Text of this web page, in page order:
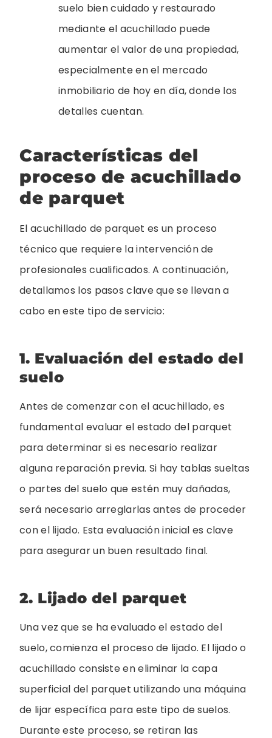
suelo bien cuidado y restaurado
mediante el acuchillado puede
aumentar el valor de una propiedad,
especialmente en el mercado
inmobiliario de hoy en día, donde los
detalles cuentan.
Características del
proceso de acuchillado
de parquet
El acuchillado de parquet es un proceso
técnico que requiere la intervención de
profesionales cualificados. A continuación,
detallamos los pasos clave que se llevan a
cabo en este tipo de servicio:
1. Evaluación del estado del
suelo
Antes de comenzar con el acuchillado, es
fundamental evaluar el estado del parquet
para determinar si es necesario realizar
alguna reparación previa. Si hay tablas sueltas
o partes del suelo que estén muy dañadas,
será necesario arreglarlas antes de proceder
con el lijado. Esta evaluación inicial es clave
para asegurar un buen resultado final.
2. Lijado del parquet
Una vez que se ha evaluado el estado del
suelo, comienza el proceso de lijado. El lijado o
acuchillado consiste en eliminar la capa
superficial del parquet utilizando una máquina
de lijar específica para este tipo de suelos.
Durante este proceso, se retiran las